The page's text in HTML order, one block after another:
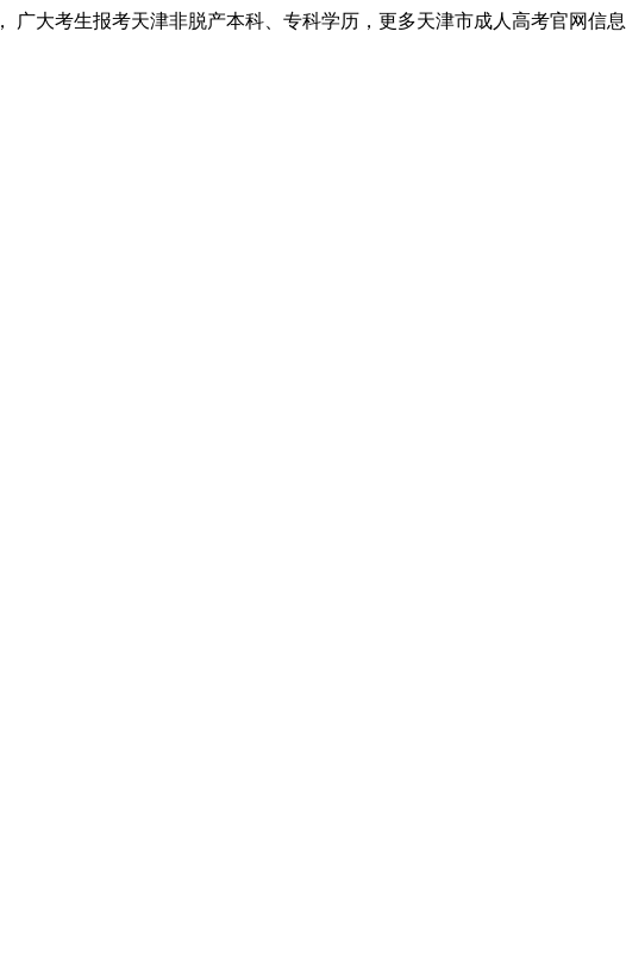
， 广大考生报考天津非脱产本科、专科学历，更多天津市成人高考官网信